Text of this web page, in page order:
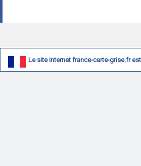
Le site internet france-carte-grise.fr